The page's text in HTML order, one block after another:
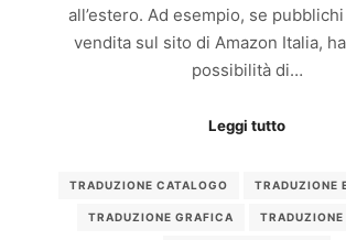
all’estero. Ad esempio, se
vendita sul sito di Amazon Italia,
possibilità di…
Leggi tutto
TRADUZIONE CATALOGO TRADUZIONE
TRADUZIONE GRAFICA